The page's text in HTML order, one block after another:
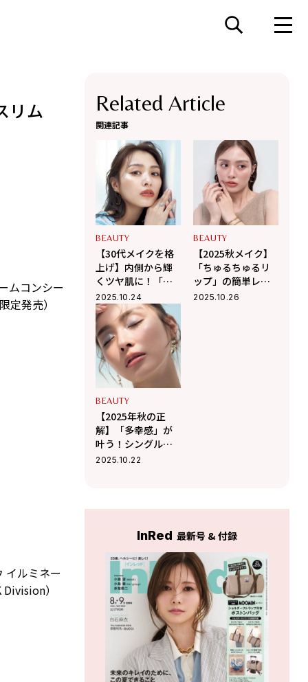
リム
ムコンシー
定発売）
イルミネー
）
Related Article
関連記事
BEAUTY
【30代メイクを格
上げ】内側から輝
くツヤ肌に！「失
敗しない」ハイラ
イトの塗り方
2025.10.24
BEAUTY
【2025秋メイク】
「ちゅるちゅるリ
ップ」の簡単レシ
ピ！人気復活グロ
2025.10.26
BEAUTY
【2025年秋の正
解】「多幸感」が
叶う！シングルシ
ャドウの選び方＆
2025.10.22
InRed 最新号 & 付録